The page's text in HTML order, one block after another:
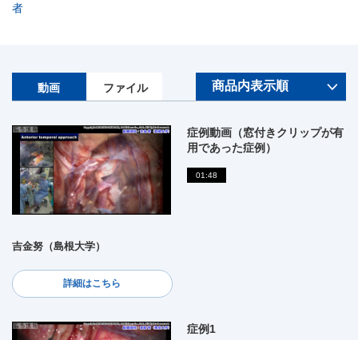
者
動画 ファイル
症例動画（窓付きクリップが有
用であった症例）
01:48
吉金努（島根大学）
詳細はこちら
症例1